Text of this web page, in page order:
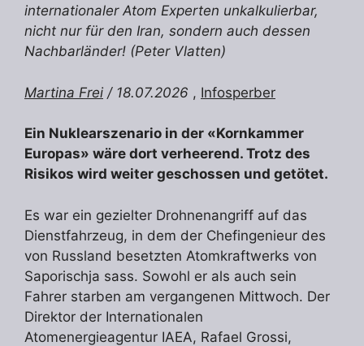
internationaler Atom Experten unkalkulierbar,
nicht nur für den Iran, sondern auch dessen
Nachbarländer! (Peter Vlatten)
Martina Frei / 18.07.2026 , Infosperber
Ein Nuklearszenario in der «Kornkammer
Europas» wäre dort verheerend. Trotz des
Risikos wird weiter geschossen und getötet.
Es war ein gezielter Drohnenangriff auf das
Dienstfahrzeug, in dem der Chefingenieur des
von Russland besetzten Atomkraftwerks von
Saporischja sass. Sowohl er als auch sein
Fahrer starben am vergangenen Mittwoch. Der
Direktor der Internationalen
Atomenergieagentur IAEA, Rafael Grossi,